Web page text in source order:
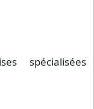
spécialisées